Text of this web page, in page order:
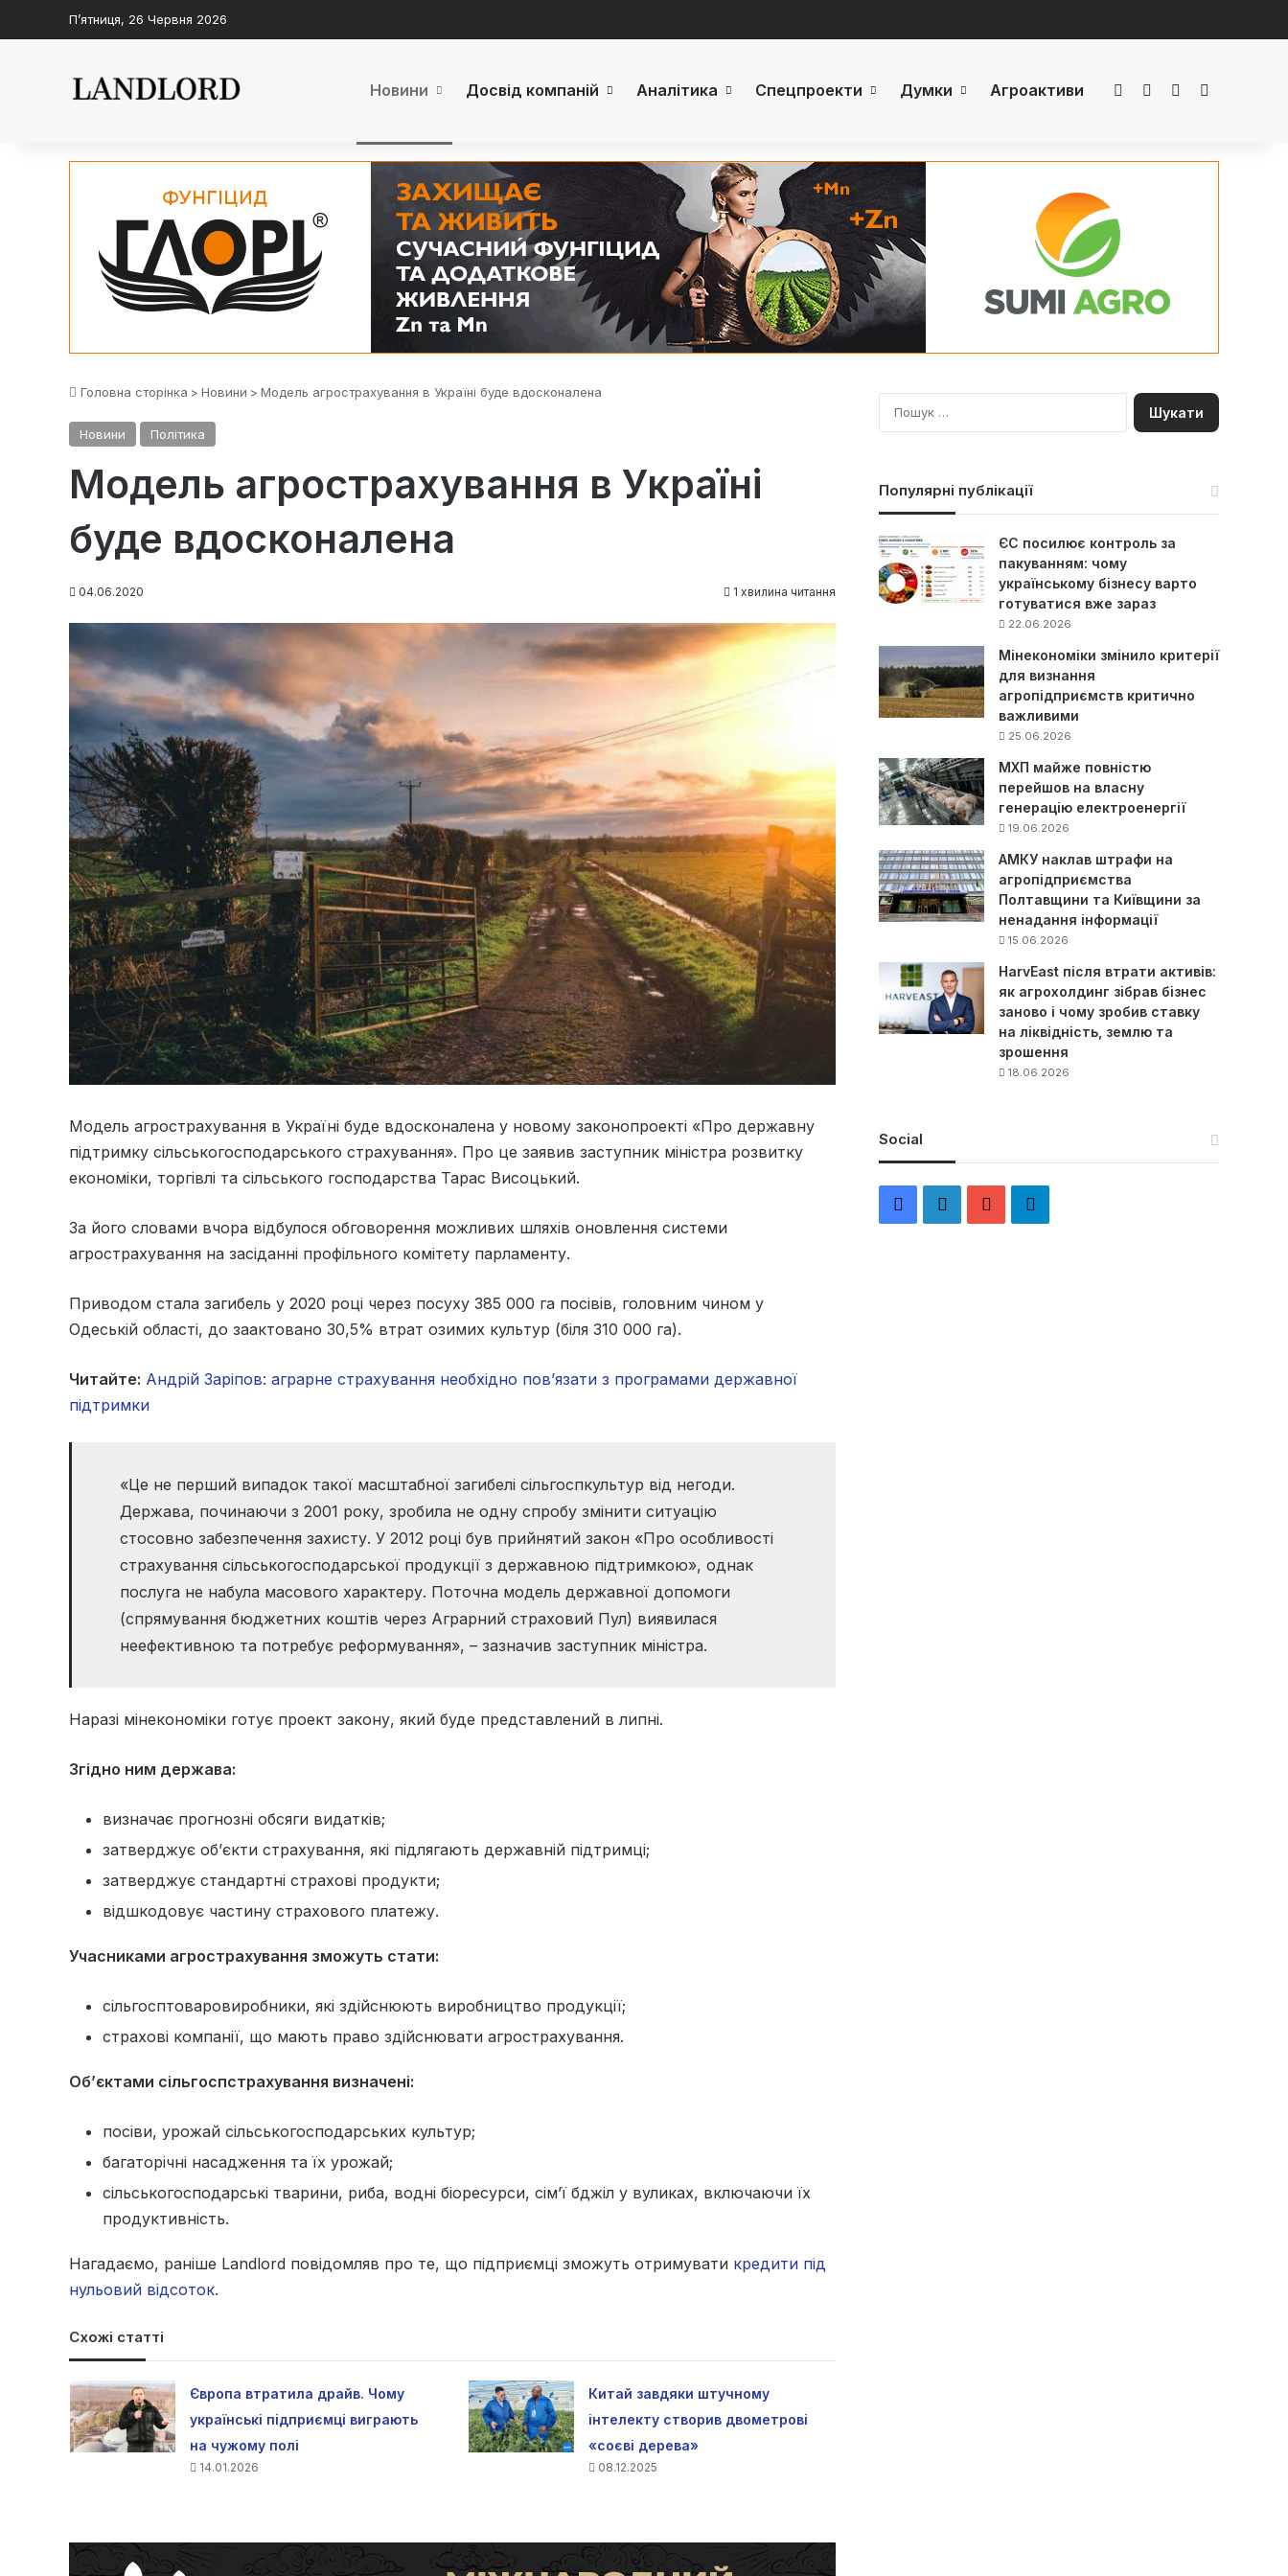
П’ятниця, 26 Червня 2026
Новини Досвід компаній Аналітика Спецпроекти Думки Агроактиви FacebookLinkedInYouTube
Головна сторінка > Новини > Модель агрострахування в Україні буде вдосконалена
Новини Політика
Модель агрострахування в Україні
буде вдосконалена
04.06.2020 1 хвилина читання
Модель агрострахування в Україні буде вдосконалена у новому законопроекті «Про державну
підтримку сільськогосподарського страхування». Про це заявив заступник міністра розвитку
економіки, торгівлі та сільського господарства Тарас Висоцький.
За його словами вчора відбулося обговорення можливих шляхів оновлення системи
агрострахування на засіданні профільного комітету парламенту.
Приводом стала загибель у 2020 році через посуху 385 000 га посівів, головним чином у
Одеській області, до заактовано 30,5% втрат озимих культур (біля 310 000 га).
Читайте: Андрій Заріпов: аграрне страхування необхідно пов’язати з програмами державної
підтримки
«Це не перший випадок такої масштабної загибелі сільгоспкультур від негоди.
Держава, починаючи з 2001 року, зробила не одну спробу змінити ситуацію
стосовно забезпечення захисту. У 2012 році був прийнятий закон «Про особливості
страхування сільськогосподарської продукції з державною підтримкою», однак
послуга не набула масового характеру. Поточна модель державної допомоги
(спрямування бюджетних коштів через Аграрний страховий Пул) виявилася
неефективною та потребує реформування», – зазначив заступник міністра.
Наразі мінекономіки готує проект закону, який буде представлений в липні.
Згідно ним держава:
визначає прогнозні обсяги видатків;
затверджує об’єкти страхування, які підлягають державній підтримці;
затверджує стандартні страхові продукти;
відшкодовує частину страхового платежу.
Учасниками агрострахування зможуть стати:
сільгосптоваровиробники, які здійснюють виробництво продукції;
страхові компанії, що мають право здійснювати агрострахування.
Об’єктами сільгоспстрахування визначені:
посіви, урожай сільськогосподарських культур;
багаторічні насадження та їх урожай;
сільськогосподарські тварини, риба, водні біоресурси, сім’ї бджіл у вуликах, включаючи їх
продуктивність.
Нагадаємо, раніше Landlord повідомляв про те, що підприємці зможуть отримувати кредити під
нульовий відсоток.
Схожі статті
Європа втратила драйв. Чому
українські підприємці виграють
на чужому полі
14.01.2026
Китай завдяки штучному
інтелекту створив двометрові
«соєві дерева»
08.12.2025
П
о
Популярні публікації
ЄС посилює контроль за
пакуванням: чому
українському бізнесу варто
готуватися вже зараз
22.06.2026
Мінекономіки змінило критерії
для визнання
агропідприємств критично
важливими
25.06.2026
МХП майже повністю
перейшов на власну
генерацію електроенергії
19.06.2026
АМКУ наклав штрафи на
агропідприємства
Полтавщини та Київщини за
ненадання інформації
15.06.2026
HarvEast після втрати активів:
як агрохолдинг зібрав бізнес
заново і чому зробив ставку
на ліквідність, землю та
зрошення
18.06.2026
Social